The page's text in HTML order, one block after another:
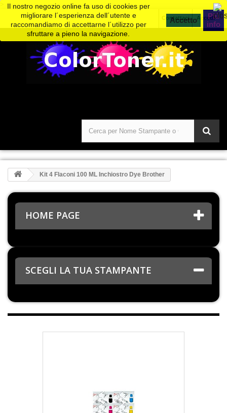
Accedi
Contattaci
Il nostro negozio online fa uso di cookies per
migliorare l´esperienza dell´utente e
raccomandiamo di accettarne l´utilizzo per
sfruttare a pieno la navigazione.
Piú
info
Kit 4 Flaconi 100 ML Inchiostro Dye Brother
HOME PAGE
SCEGLI LA TUA STAMPANTE